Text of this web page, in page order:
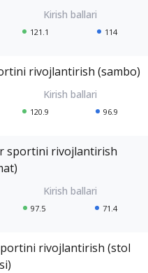
121.1 114
rivojlantirish (sambo)
120.9 96.9
sportini rivojlantirish
97.5 71.4
rivojlantirish (stol